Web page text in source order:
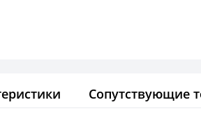
Сопутствующие